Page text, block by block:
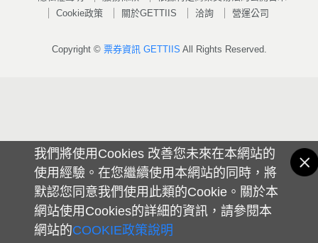
我們將使用Cookies 改善您未來在本網站的
使用經驗。在您繼續使用本網站的同時，將
默認您同意我們使用此類的Cookie。關於本
網站使用Cookies的詳細的資訊，請參閱本
網站的COOKIE政策說明
Cookie政策
關於GETTIIS 洽詢 營運公司
Copyright © 票券資訊 GETTIIS All Rights Reserved.